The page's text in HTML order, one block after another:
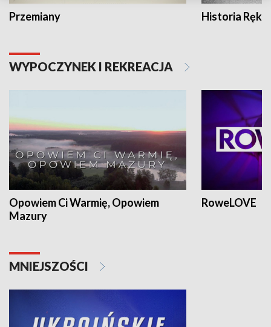
Przemiany Historia Ręką
WYPOCZYNEK I REKREACJA
Opowiem Ci Warmię, Opowiem
Mazury
RoweLOVE
MNIEJSZOŚCI